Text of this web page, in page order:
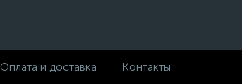
Оплата и доставка Контакты